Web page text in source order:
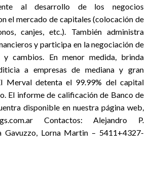
al desarrollo de los negocios
el mercado de capitales (colocación de
canjes, etc.). También administra
y participa en la negociación de
cambios. En menor medida, brinda
a empresas de mediana y gran
Merval detenta el 99.99% del capital
El informe de calificación de Banco de
disponible en nuestra página web,
Contactos: Alejandro P.
Gavuzzo, Lorna Martin – 5411+4327-